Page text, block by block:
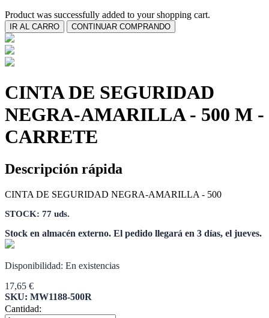
Product was successfully added to your shopping cart.
IR AL CARRO CONTINUAR COMPRANDO
CINTA DE SEGURIDAD
NEGRA-AMARILLA - 500 M -
CARRETE
Descripción rápida
CINTA DE SEGURIDAD NEGRA-AMARILLA - 500
STOCK: 77 uds.
Stock en almacén externo. El pedido llegará en 3 días, el jueves.
Disponibilidad: En existencias
17,65 €
SKU: MW1188-500R
Cantidad: